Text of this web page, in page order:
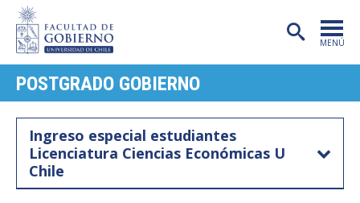
MENÚ
PORTADA
FACULTAD
CARRERAS
POSTGRADO
POSTGRADO GOBIERNO
Ingreso especial estudiantes
Licenciatura Ciencias Económicas U
Chile